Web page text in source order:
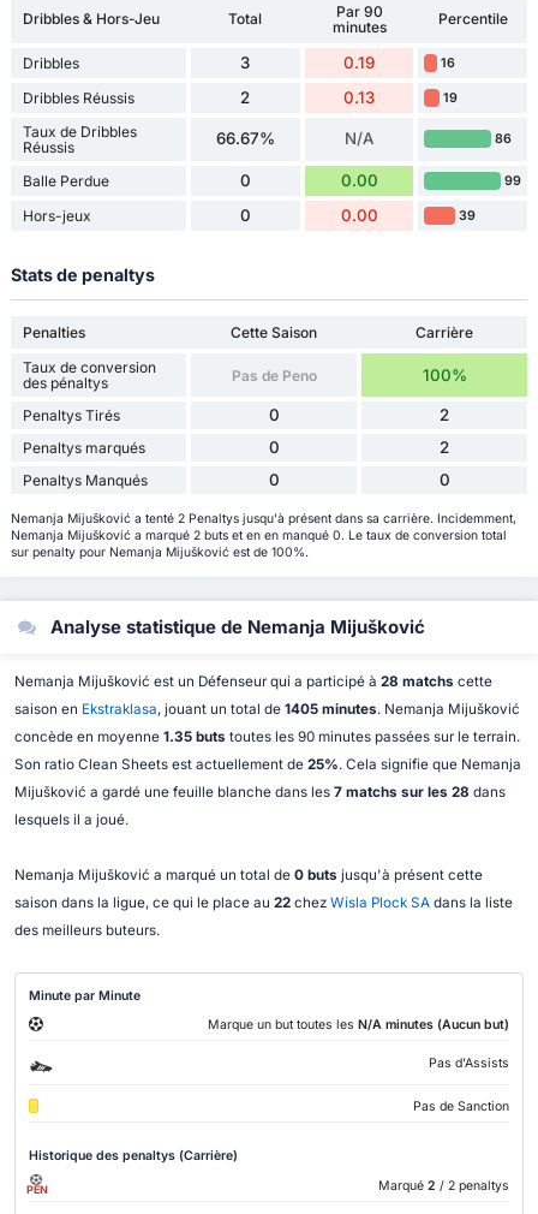
Dribbles & Hors-Jeu Total
Par 90
minutes
Percentile
Dribbles 3 0.19 16
Dribbles Réussis 2 0.13 19
Taux de Dribbles
Réussis
66.67% N/A 86
Balle Perdue 0 0.00 99
Hors-jeux 0 0.00 39
Stats de penaltys
Penalties Cette Saison
Carrière
Taux de conversion
des pénaltys
Pas de Peno 100%
Penaltys Tirés 0 2
Penaltys marqués 0 2
Penaltys Manqués 0 0
Nemanja Mijušković a tenté 2 Penaltys jusqu'à présent dans sa carrière. Incidemment,
Nemanja Mijušković a marqué 2 buts et en en manqué 0. Le taux de conversion total
sur penalty pour Nemanja Mijušković est de 100%.
Analyse statistique de Nemanja Mijušković
Nemanja Mijušković est un Défenseur qui a participé à 28 matchs cette
saison en Ekstraklasa, jouant un total de 1405 minutes. Nemanja Mijušković
concède en moyenne 1.35 buts toutes les 90 minutes passées sur le terrain.
Son ratio Clean Sheets est actuellement de 25%. Cela signifie que Nemanja
Mijušković a gardé une feuille blanche dans les 7 matchs sur les 28 dans
lesquels il a joué.
Nemanja Mijušković a marqué un total de 0 buts jusqu'à présent cette
saison dans la ligue, ce qui le place au 22chez Wisla Plock SAdans la liste
des meilleurs buteurs.
Minute par Minute
Marque un but toutes les N/A minutes (Aucun but)
Pas d'Assists
Pas de Sanction
Historique des penaltys (Carrière)
PEN Marqué 2 / 2 penaltys